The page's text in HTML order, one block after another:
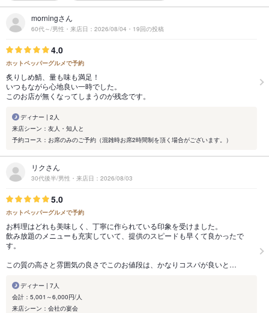
morningさん
60代～/男性・来店日：2026/08/04・19回の投稿
4.0
ホットペッパーグルメで予約
炙りしめ鯖、量も味も満足！
いつもながら心地良い一時でした。
このお店が無くなってしまうのが残念です。
ディナー | 2人
来店シーン：友人・知人と
予約コース：お席のみのご予約（混雑時お席2時間制を頂く場合がございます。）
リクさん
30代後半/男性・来店日：2026/08/03
5.0
ホットペッパーグルメで予約
お料理はどれも美味しく、丁寧に作られている印象を受けました。
飲み放題のメニューも充実していて、提供のスピードも早くて良かったで
す。
この質の高さと雰囲気の良さでこのお値段は、かなりコスパが良いと…
ディナー | 7人
会計：5,001～6,000円/人
来店シーン：会社の宴会